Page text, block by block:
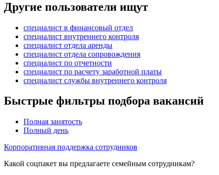
Другие пользователи ищут
специалист в финансовый отдел
специалист внутреннего контроля
специалист отдела аренды
специалист отдела сопровождения
специалист по отчетности
специалист по расчету заработной платы
специалист службы внутреннего контроля
Быстрые фильтры подбора вакансий
Полная занятость
Полный день
Корпоративная поддержка сотрудников
Какой соцпакет вы предлагаете семейным сотрудникам?